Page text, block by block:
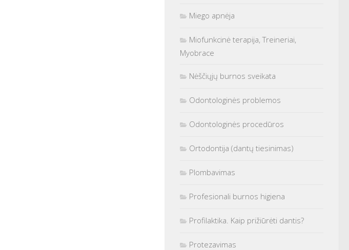
Miego apnėja
Miofunkcinė terapija, Treineriai,
Myobrace
Nėščiųjų burnos sveikata
Odontologinės problemos
Odontologinės procedūros
Ortodontija (dantų tiesinimas)
Plombavimas
Profesionali burnos higiena
Profilaktika. Kaip prižiūrėti dantis?
Protezavimas